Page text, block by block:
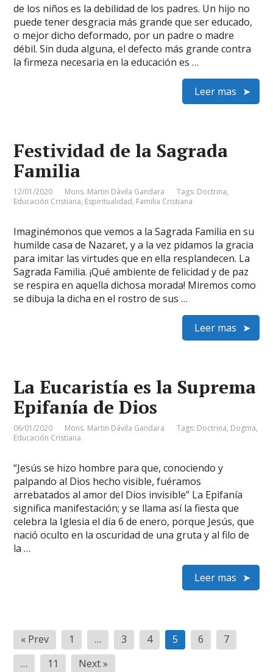
de los niños es la debilidad de los padres. Un hijo no
puede tener desgracia más grande que ser educado,
o mejor dicho deformado, por un padre o madre
débil. Sin duda alguna, el defecto más grande contra
la firmeza necesaria en la educación es …
Leer mas
Festividad de la Sagrada
Familia
12/01/2020 Mons. Martin Dávila Gandara Tags: Doctrina,
Educación Cristiana, Espiritualidad, Familia Cristiana
Imaginémonos que vemos a la Sagrada Familia en su
humilde casa de Nazaret, y a la vez pidamos la gracia
para imitar las virtudes que en ella resplandecen. La
Sagrada Familia. ¡Qué ambiente de felicidad y de paz
se respira en aquella dichosa morada! Miremos como
se dibuja la dicha en el rostro de sus …
Leer mas
La Eucaristía es la Suprema
Epifanía de Dios
06/01/2020 Mons. Martin Dávila Gandara Tags: Doctrina, Dogma,
Educación Cristiana
“Jesús se hizo hombre para que, conociendo y
palpando al Dios hecho visible, fuéramos
arrebatados al amor del Dios invisible” La Epifanía
significa manifestación; y se llama así la fiesta que
celebra la Iglesia el día 6 de enero, porque Jesús, que
nació oculto en la oscuridad de una gruta y al filo de
la …
Leer mas
Paginación
de
« Prev 1 … 3 4 5 6
7
…
11 Next »